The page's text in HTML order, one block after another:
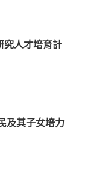
究人才培育計
及其子女培力